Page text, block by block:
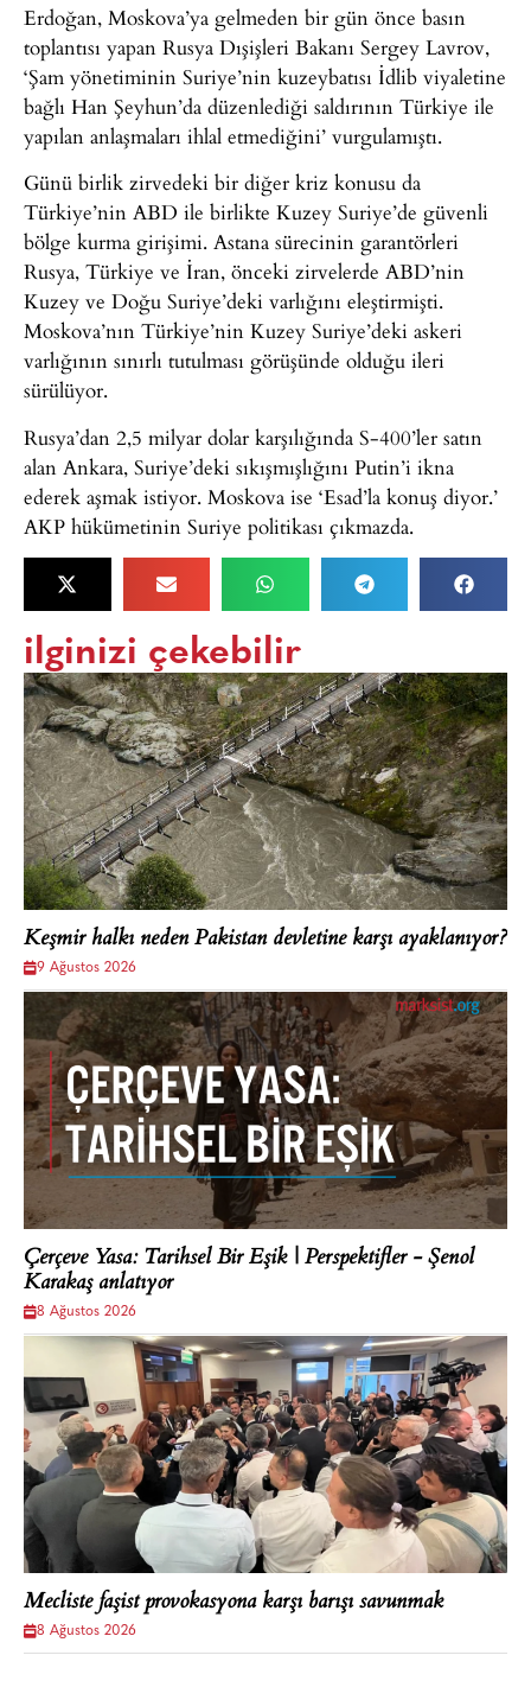
Erdoğan, Moskova’ya gelmeden bir gün önce basın
toplantısı yapan Rusya Dışişleri Bakanı Sergey Lavrov,
‘Şam yönetiminin Suriye’nin kuzeybatısı İdlib viyaletine
bağlı Han Şeyhun’da düzenlediği saldırının Türkiye ile
yapılan anlaşmaları ihlal etmediğini’ vurgulamıştı.
Günü birlik zirvedeki bir diğer kriz konusu da
Türkiye’nin ABD ile birlikte Kuzey Suriye’de güvenli
bölge kurma girişimi. Astana sürecinin garantörleri
Rusya, Türkiye ve İran, önceki zirvelerde ABD’nin
Kuzey ve Doğu Suriye’deki varlığını eleştirmişti.
Moskova’nın Türkiye’nin Kuzey Suriye’deki askeri
varlığının sınırlı tutulması görüşünde olduğu ileri
sürülüyor.
Rusya’dan 2,5 milyar dolar karşılığında S-400’ler satın
alan Ankara, Suriye’deki sıkışmışlığını Putin’i ikna
ederek aşmak istiyor. Moskova ise ‘Esad’la konuş diyor.’
AKP hükümetinin Suriye politikası çıkmazda.
ilginizi çekebilir
Keşmir halkı neden Pakistan devletine karşı ayaklanıyor?
9 Ağustos 2026
Çerçeve Yasa: Tarihsel Bir Eşik | Perspektifler - Şenol
Karakaş anlatıyor
8 Ağustos 2026
Mecliste faşist provokasyona karşı barışı savunmak
8 Ağustos 2026